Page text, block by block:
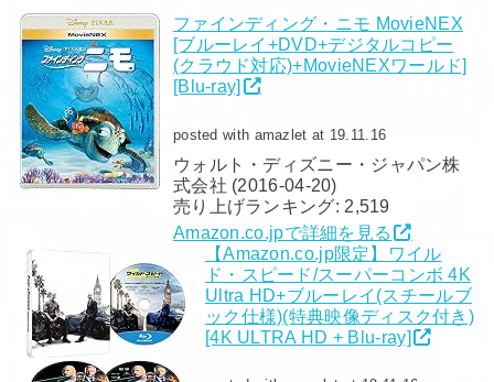
ファインディング・ニモ MovieNEX
[ブルーレイ+DVD+デジタルコピー
(クラウド対応)+MovieNEXワールド]
[Blu-ray]
posted with amazlet at 19.11.16
ウォルト・ディズニー・ジャパン株
式会社 (2016-04-20)
売り上げランキング: 2,519
Amazon.co.jpで詳細を見る
【Amazon.co.jp限定】ワイル
ド・スピード/スーパーコンボ 4K
Ultra HD+ブルーレイ(スチールブ
ック仕様)(特典映像ディスク付き)
[4K ULTRA HD + Blu-ray]